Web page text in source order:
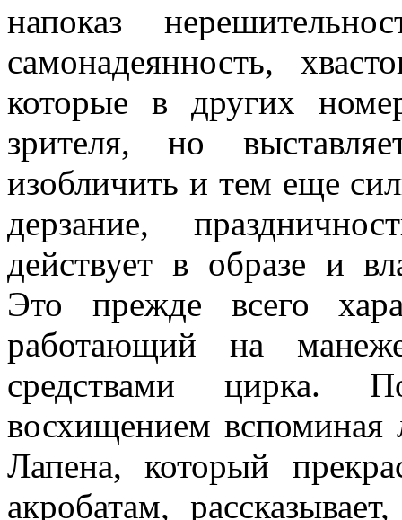
напоказ
самонадеян­ность,
которые в других
зрителя, но
изобличить и тем еще
дерзание,
действует в образе и
Это преж­де всего
работающий на
средствами цирка.
восхищением вспоминая
Лапена, кото­рый
акробатам,